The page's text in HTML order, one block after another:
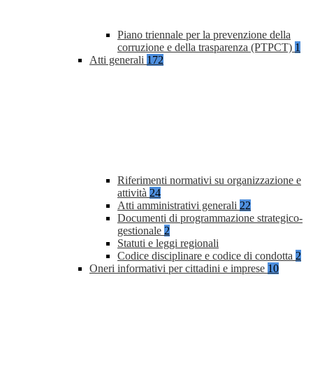
Piano triennale per la prevenzione della
corruzione e della trasparenza (PTPCT) 1
Atti generali 172
Riferimenti normativi su organizzazione e
attività 24
Atti amministrativi generali 22
Documenti di programmazione strategico-
gestionale 2
Statuti e leggi regionali
Codice disciplinare e codice di condotta 2
Oneri informativi per cittadini e imprese 10